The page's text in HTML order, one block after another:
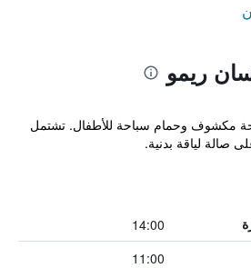
ريمو
مكشوف وحمام سباحة للأطفال. تشتمل
صالة لياقة بدنية.
14:00
11:00